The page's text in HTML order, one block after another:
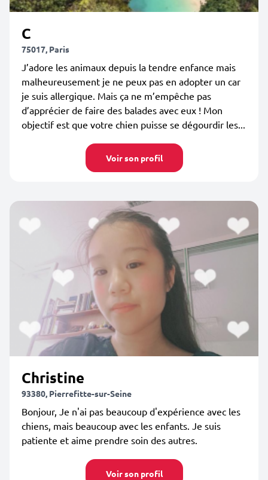
C
75017, Paris
J’adore les animaux depuis la tendre enfance mais
malheureusement je ne peux pas en adopter un car
je suis allergique. Mais ça ne m’empêche pas
d’apprécier de faire des balades avec eux ! Mon
objectif est que votre chien puisse se dégourdir les...
Voir son profil
Christine
93380, Pierrefitte-sur-Seine
Bonjour, Je n'ai pas beaucoup d'expérience avec les
chiens, mais beaucoup avec les enfants. Je suis
patiente et aime prendre soin des autres.
Voir son profil